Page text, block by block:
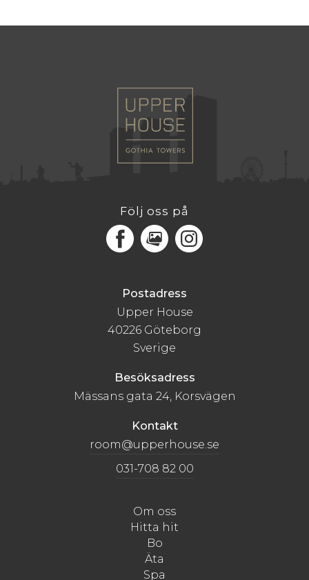
Följ oss på
FacebookMediaPortal
Instagram
Postadress
Upper House
40226 Göteborg
Sverige
Besöksadress
Mässans gata 24, Korsvägen
Kontakt
room@upperhouse.se
031-708 82 00
Om oss
Hitta hit
Bo
Äta
Spa